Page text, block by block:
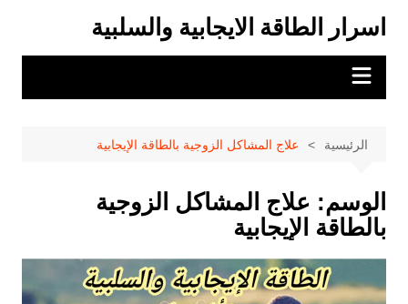
المحتوى
اسرار الطاقة الايجابية والسلبية
الرئيسية علاج المشاكل الزوجية بالطاقة الإيجابية
الوسم: علاج المشاكل الزوجية
بالطاقة الإيجابية